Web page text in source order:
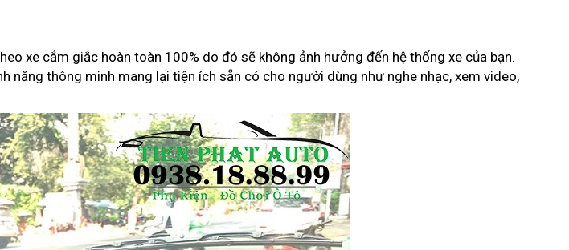
xe cắm giắc hoàn toàn 100% do đó sẽ không ảnh hưởng đến hệ thống xe của bạn.
năng thông minh mang lại tiện ích sẵn có cho người dùng như nghe nhạc, xem video,